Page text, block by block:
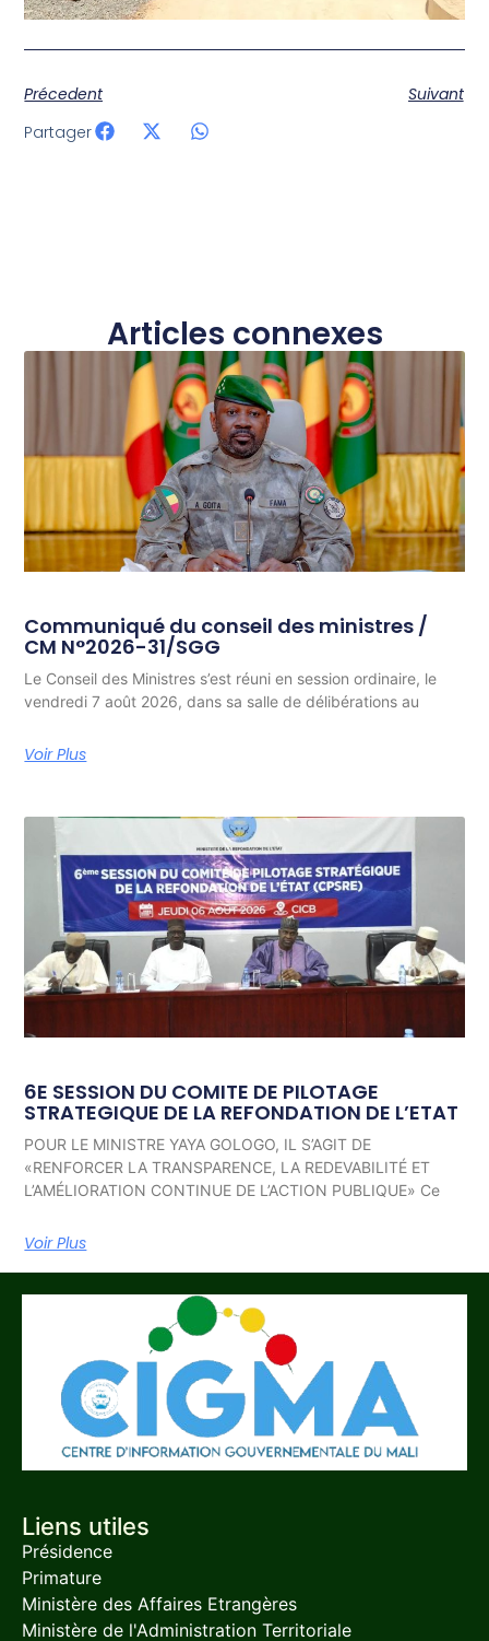
Précedent
Suivant
Partager
Articles connexes
Communiqué du conseil des ministres /
CM N°2026-31/SGG
Le Conseil des Ministres s’est réuni en session ordinaire, le
vendredi 7 août 2026, dans sa salle de délibérations au
Voir Plus
6E SESSION DU COMITE DE PILOTAGE
STRATEGIQUE DE LA REFONDATION DE L’ETAT
POUR LE MINISTRE YAYA GOLOGO, IL S’AGIT DE
«RENFORCER LA TRANSPARENCE, LA REDEVABILITÉ ET
L’AMÉLIORATION CONTINUE DE L’ACTION PUBLIQUE» Ce
Voir Plus
Liens utiles
Présidence
Primature
Ministère des Affaires Etrangères
Ministère de l'Administration Territoriale